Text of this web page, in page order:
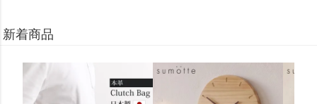
新着商品